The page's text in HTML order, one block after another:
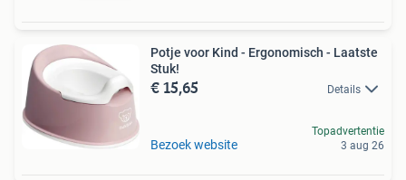
Potje voor Kind - Ergonomisch - Laatste
Stuk!
€ 15,65 Details
Bezoek website
Topadvertentie
3 aug 26